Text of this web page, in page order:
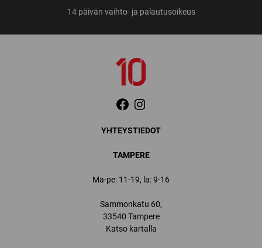
14 päivän vaihto- ja palautusoikeus
YHTEYSTIEDOT
TAMPERE
Ma-pe: 11-19, la: 9-16
Sammonkatu 60,
33540 Tampere
Katso kartalla